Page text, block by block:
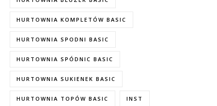
HURTOWNIA KOMPLETÓW BASIC
HURTOWNIA SPODNI BASIC
HURTOWNIA SPÓDNIC BASIC
HURTOWNIA SUKIENEK BASIC
HURTOWNIA TOPÓW BASIC INST